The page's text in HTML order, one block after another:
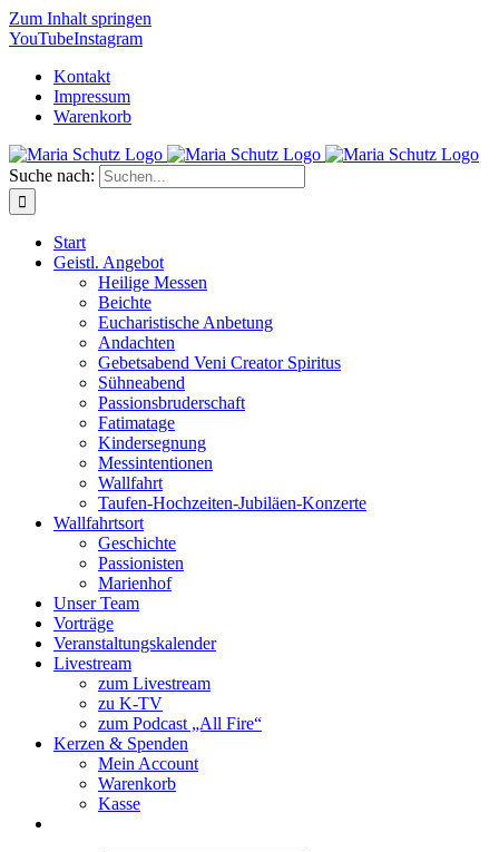
Zum Inhalt springen
YouTubeInstagram
Kontakt
Impressum
Warenkorb
Suche nach:
Start
Geistl. Angebot
Heilige Messen
Beichte
Eucharistische Anbetung
Andachten
Gebetsabend Veni Creator Spiritus
Sühneabend
Passionsbruderschaft
Fatimatage
Kindersegnung
Messintentionen
Wallfahrt
Taufen-Hochzeiten-Jubiläen-Konzerte
Wallfahrtsort
Geschichte
Passionisten
Marienhof
Unser Team
Vorträge
Veranstaltungskalender
Livestream
zum Livestream
zu K-TV
zum Podcast „All Fire“
Kerzen & Spenden
Mein Account
Warenkorb
Kasse